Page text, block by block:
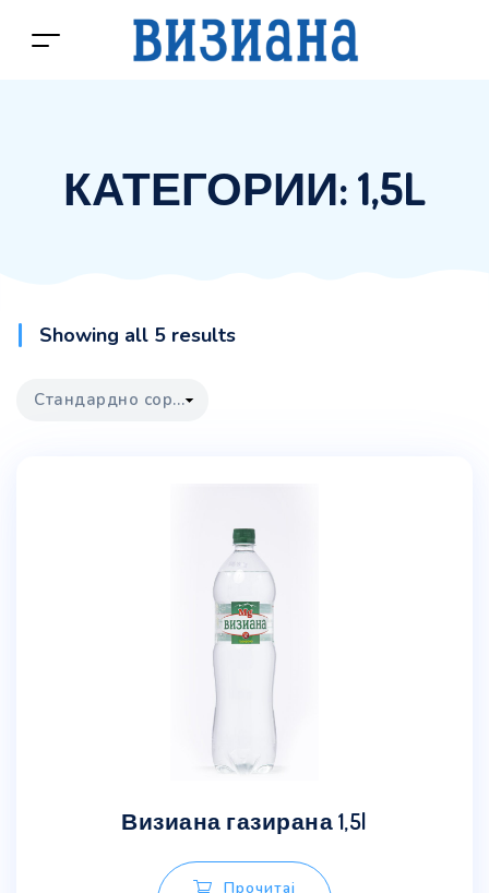
КАТЕГОРИИ:1,5L
Showing all 5 results
Визиана газирана 1,5l
Прочитај